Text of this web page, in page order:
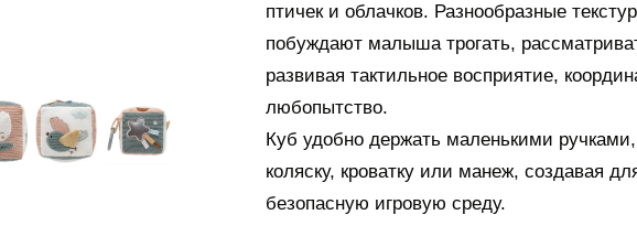
птичек и облачков. Разнообразные
побуждают малыша трогать,
развивая тактильное восприятие,
любопытство.
Куб удобно держать маленькими
коляску, кроватку или манеж, создавая
безопасную игровую среду.